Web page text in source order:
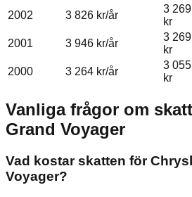
2002 3 826 kr/år
3
kr
2001 3 946 kr/år
3
kr
2000 3 264 kr/år
3
kr
Vanliga frågor om
Grand Voyager
Vad kostar skatten för
Voyager?